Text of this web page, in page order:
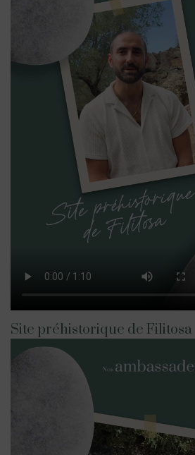
Site préhistorique de Filitosa